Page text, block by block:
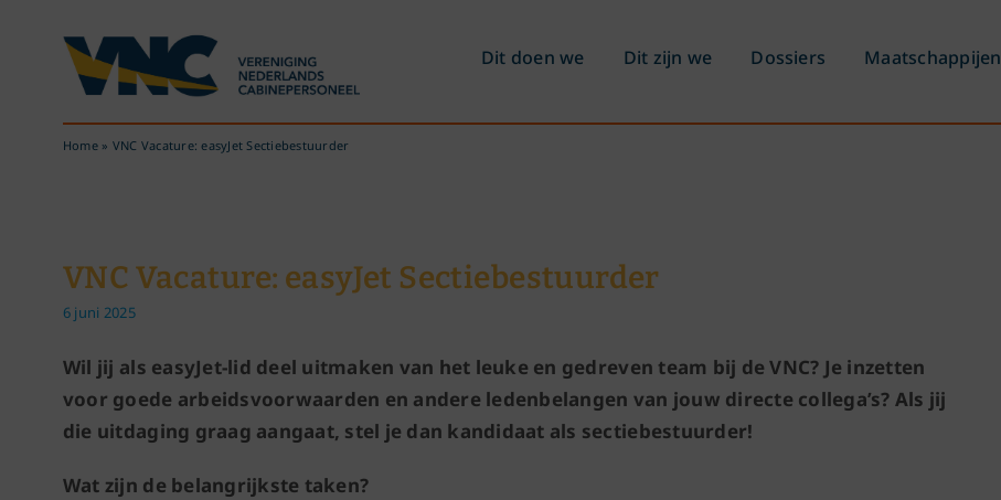
Dit doen we Dit zijn we Dossiers Maatschappijen
Home» VNC Vacature: easyJet Sectiebestuurder
VNC Vacature: easyJet Sectiebestuurder
6 juni 2025
Wil jij als easyJet-lid deel uitmaken van het leuke en gedreven team bij de VNC? Je inzetten
voor goede arbeidsvoorwaarden en andere ledenbelangen van jouw directe collega’s? Als jij
die uitdaging graag aangaat, stel je dan kandidaat als sectiebestuurder!
Wat zijn de belangrijkste taken?